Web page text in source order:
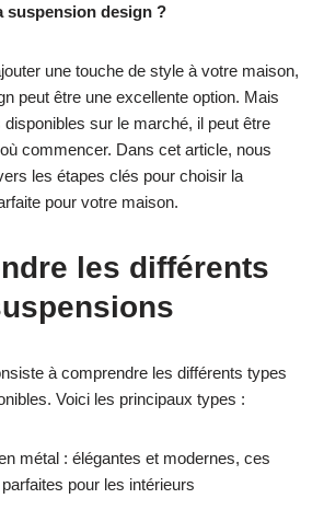
suspension design ?
une touche de style à votre maison,
peut être une excellente option. Mais
disponibles sur le marché, il peut être
commencer. Dans cet article, nous
les étapes clés pour choisir la
pour votre maison.
les différents
à comprendre les différents types
Voici les principaux types :
métal : élégantes et modernes, ces
pour les intérieurs